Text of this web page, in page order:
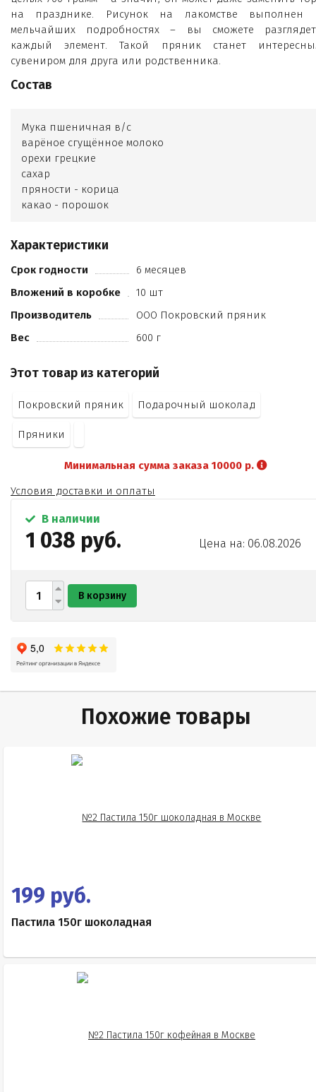
на празднике. Рисунок на лакомстве выполнен
мельчайших подробностях – вы сможете
каждый элемент. Такой пряник станет
сувениром для друга или родственника.
Состав
Мука пшеничная в/с
варёное сгущённое молоко
орехи грецкие
сахар
пряности - корица
какао - порошок
масло подсолнечное рафинированное
соль пищевая
глазурь кондитерская Классика белая (сахар-песок
заменитель какао-масла
эмульгатор соевый лецитин
глазурь кондитерская Классика (сахар-песок
какао - порошок
эмульгатор соевый лецитин
ароматизатор Сливки - молоко)
белок яичный сухой обессахаренный
вода питьевая.
Характеристики
Срок годности
6 месяцев
Вложений в коробке
10 шт
Производитель
ООО Покровский пряник
Вес
600 г
Этот товар из категорий
Покровский пряник Подарочный шоколад
Пряники
Минимальная сумма заказа 10000 р.
Условия доставки и оплаты
В наличии
1 038 руб. Цена на: 06.08.2026
В корзину
Похожие товары
199 руб.
Пастила 150г шоколадная